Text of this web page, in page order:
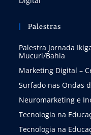
Palestras
Palestra Jornada
Mucuri/Bahia
Marketing Digital –
Surfado nas Ondas
Neuromarketing e
Tecnologia na
Tecnologia na